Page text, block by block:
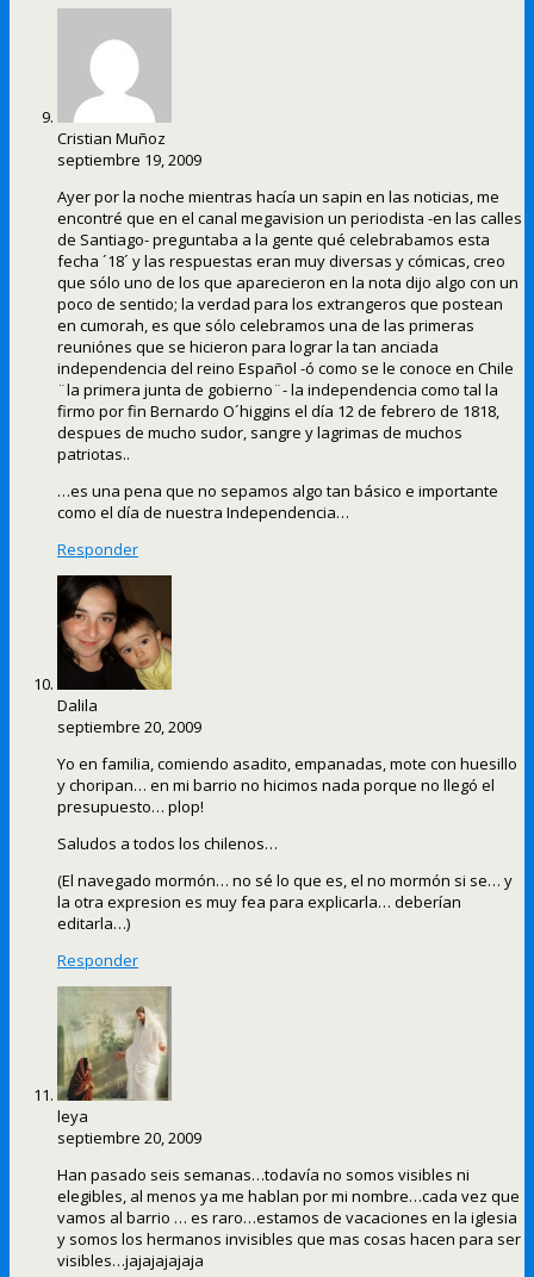
Cristian Muñoz
septiembre 19, 2009
Ayer por la noche mientras hacía un sapin en las noticias, me
encontré que en el canal megavision un periodista -en las calles
de Santiago- preguntaba a la gente qué celebrabamos esta
fecha ´18´ y las respuestas eran muy diversas y cómicas, creo
que sólo uno de los que aparecieron en la nota dijo algo con un
poco de sentido; la verdad para los extrangeros que postean
en cumorah, es que sólo celebramos una de las primeras
reuniónes que se hicieron para lograr la tan anciada
independencia del reino Español -ó como se le conoce en Chile
¨la primera junta de gobierno¨- la independencia como tal la
firmo por fin Bernardo O´higgins el día 12 de febrero de 1818,
despues de mucho sudor, sangre y lagrimas de muchos
patriotas..
…es una pena que no sepamos algo tan básico e importante
como el día de nuestra Independencia…
Responder
Dalila
septiembre 20, 2009
Yo en familia, comiendo asadito, empanadas, mote con huesillo
y choripan… en mi barrio no hicimos nada porque no llegó el
presupuesto… plop!
Saludos a todos los chilenos…
(El navegado mormón… no sé lo que es, el no mormón si se… y
la otra expresion es muy fea para explicarla… deberían
editarla…)
Responder
leya
septiembre 20, 2009
Han pasado seis semanas…todavía no somos visibles ni
elegibles, al menos ya me hablan por mi nombre…cada vez que
vamos al barrio … es raro…estamos de vacaciones en la iglesia
y somos los hermanos invisibles que mas cosas hacen para ser
visibles…jajajajajaja